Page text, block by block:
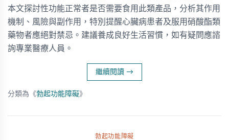
本文探討性功能正常者是否需要食用此類產品，分析其作用
機制、風險與副作用，特別提醒心臟病患者及服用硝酸酯類
藥物者應絕對禁忌。建議養成良好生活習慣，如有疑問應諮
詢專業醫療人員。
繼續閱讀 →
分類為《勃起功能障礙》
勃起功能障礙